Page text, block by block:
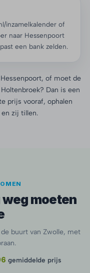
inzamelkalender of
naar Hessenpoort
een bank zelden.
of moet de
Dan is een
prijs vooraf, ophalen
zij tillen.
weg moeten
buurt van Zwolle, met
gemiddelde prijs